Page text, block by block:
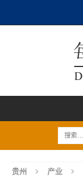
贵州 产业